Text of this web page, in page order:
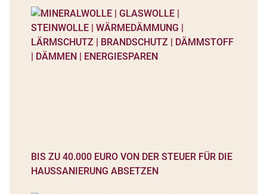
BIS ZU 40.000 EURO VON DER STEUER FÜR DIE
HAUSSANIERUNG ABSETZEN